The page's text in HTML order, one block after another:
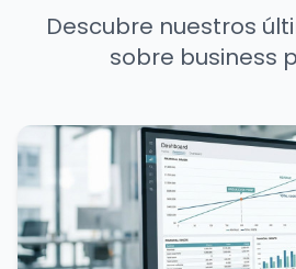
Descubre nuestros
sobre business